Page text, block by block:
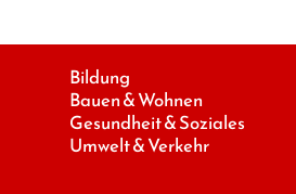
Bildung
Bauen & Wohnen
Gesundheit & Soziales
Umwelt & Verkehr